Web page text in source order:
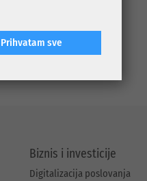
je sigurniji i
dijela Ulice
Biznis i investicije
Digitalizacija poslovanja
Prihvatam sve